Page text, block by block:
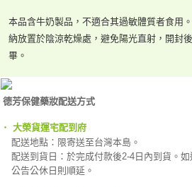
本品含牛奶製品，不適合其過敏體質者食用
納放置於陰涼乾燥處，避免陽光直射，開封
畢。
德芳保健藥妝配送方式
‧ 大榮貨運宅配到府
配送地點：限寄送至台灣本島。
配送到貨日：於完成付款後2-4日內到貨。
公告公休日則順延。